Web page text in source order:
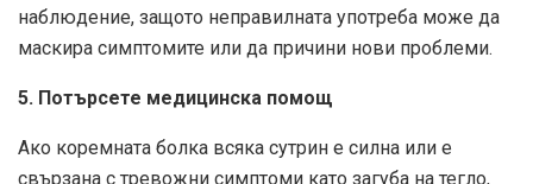
наблюдение, защото неправилната употреба може да
маскира симптомите или да причини нови проблеми.
5. Потърсете медицинска помощ
Ако коремната болка всяка сутрин е силна или е
свързана с тревожни симптоми като загуба на тегло,